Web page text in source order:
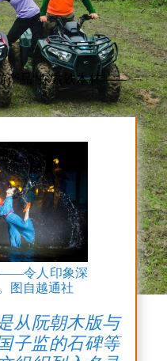
产品“探索铁木林——
——令人印象深
图自越通社
从阮朝木版与
子监的石碑等